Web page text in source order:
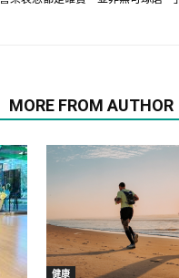
MORE FROM AUTHOR
健康